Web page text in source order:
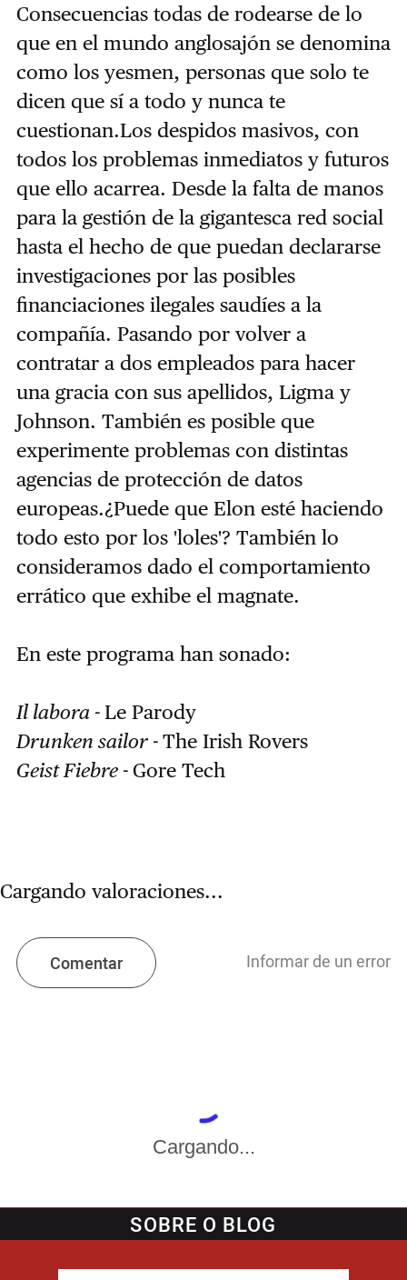
Consecuencias todas de rodearse de lo
que en el mundo anglosajón se denomina
como los yesmen, personas que solo te
dicen que sí a todo y nunca te
cuestionan.Los despidos masivos, con
todos los problemas inmediatos y futuros
que ello acarrea. Desde la falta de manos
para la gestión de la gigantesca red social
hasta el hecho de que puedan declararse
investigaciones por las posibles
financiaciones ilegales saudíes a la
compañía. Pasando por volver a
contratar a dos empleados para hacer
una gracia con sus apellidos, Ligma y
Johnson. También es posible que
experimente problemas con distintas
agencias de protección de datos
europeas.¿Puede que Elon esté haciendo
todo esto por los 'loles'? También lo
consideramos dado el comportamiento
errático que exhibe el magnate.
En este programa han sonado:
Il labora -Le Parody
Drunken sailor -The Irish Rovers
Geist Fiebre -Gore Tech
Cargando valoraciones...
Comentar Informar de un error
Cargando...
SOBRE O BLOG